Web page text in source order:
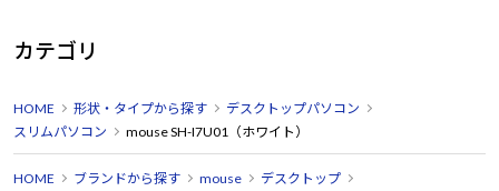
カテゴリ
HOME 形状・タイプから探す
デスクトップパソコン
スリムパソコン
mouse SH-I7U01（ホワイト）
HOME ブランドから探す mouse
デスクトップ